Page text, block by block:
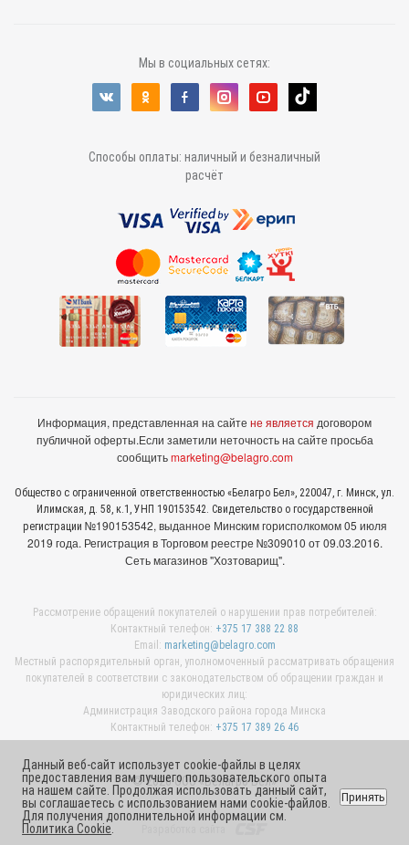
Мы в социальных сетях:
Способы оплаты: наличный и безналичный
расчёт
Информация, представленная на сайте не является договором
публичной оферты.Если заметили неточность на сайте просьба
сообщитьmarketing@belagro.com
Общество с ограниченной ответственностью «Белагро Бел», 220047, г. Минск, ул.
Илимская, д. 58, к.1, УНП 190153542. Свидетельство о государственной
регистрации №190153542, выданное Минcким горисполкомом 05 июля
2019 года. Регистрация в Торговом реестре №309010 от 09.03.2016.
Сеть магазинов "Хозтоварищ".
Рассмотрение обращений покупателей о нарушении прав потребителей:
Контактный телефон: +375 17 388 22 88
Email: marketing@belagro.com
Местный распорядительный орган, уполномоченный рассматривать обращения
покупателей в соответствии с законодательством об обращении граждан и
юридических лиц:
Администрация Заводского района города Минска
Контактный телефон: +375 17 389 26 46
© 2026 ООО «Белагро Бел»
Данный веб-сайт использует cookie-файлы в целях
предоставления вам лучшего пользовательского опыта
на нашем сайте. Продолжая использовать данный сайт,
вы соглашаетесь с использованием нами cookie-файлов.
Для получения дополнительной информации см.
Политика Cookie
Принять